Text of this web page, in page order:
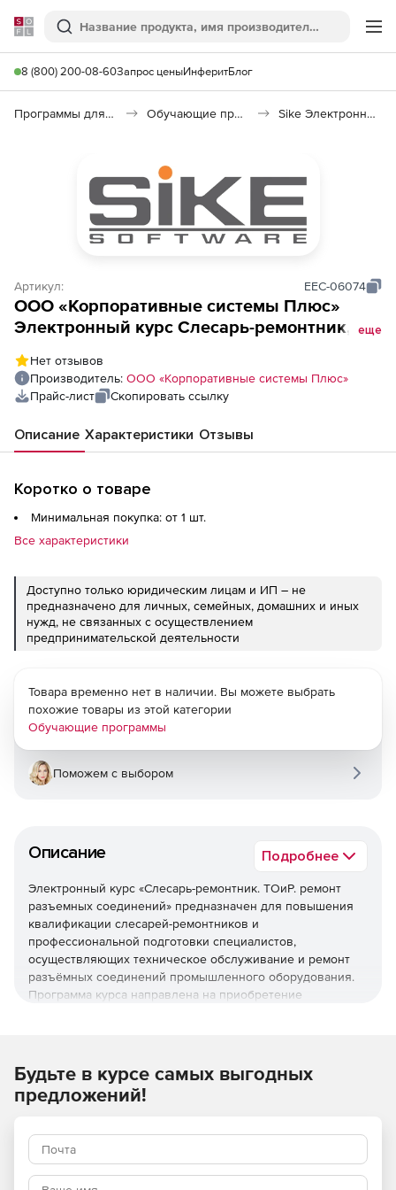
Softline
Поиск
8 (800) 200-08-60Запрос ценыИнферитБлог
Программы для образования и науки Обучающие программы Sike Электронный курс Слесарь-ремонтник. ТОиР. ремонт разъемных соединений
Артикул: EEC-06074
ООО «Корпоративные системы Плюс»
Электронный курс Слесарь-ремонтник,
локальная
еще
Нет отзывов
Производитель: ООО «Корпоративные системы Плюс»
Прайс-лист
Скопировать ссылку
Описание Характеристики Отзывы
Коротко о товаре
Минимальная покупка: от 1 шт.
Все характеристики
Доступно только юридическим лицам и ИП – не
предназначено для личных, семейных, домашних и иных
нужд, не связанных с осуществлением
предпринимательской деятельности
Описание Подробнее
Электронный курс «Слесарь-ремонтник. ТОиР. ремонт
разъемных соединений» предназначен для повышения
квалификации слесарей-ремонтников и
профессиональной подготовки специалистов,
осуществляющих техническое обслуживание и ремонт
разъёмных соединений промышленного оборудования.
Программа курса направлена на приобретение
Целевая аудитория
обслуживания и ремонта промышленного
оборудования.
Товара временно нет в наличии. Вы можете выбрать
похожие товары из этой категории
Обучающие программы
Поможем с выбором
Будьте в курсе самых выгодных
предложений!